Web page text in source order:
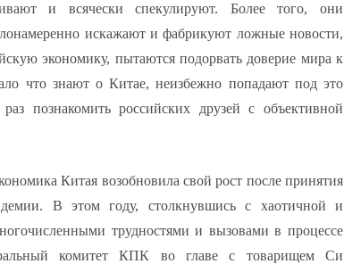
и всячески спекулируют. Более того, они
искажают и фабрикуют ложные новости,
экономику, пытаются подорвать доверие мира к
что знают о Китае, неизбежно попадают под это
познакомить российских друзей с объективной
Китая возобновила свой рост после принятия
В этом году, столкнувшись с хаотичной и
трудностями и вызовами в процессе
комитет КПК во главе с товарищем Си